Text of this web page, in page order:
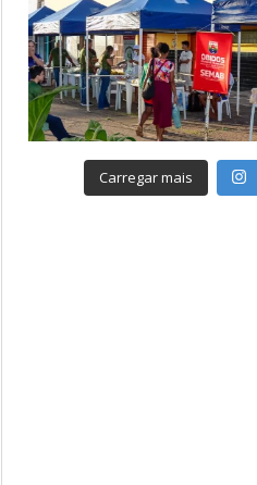
Carregar mais